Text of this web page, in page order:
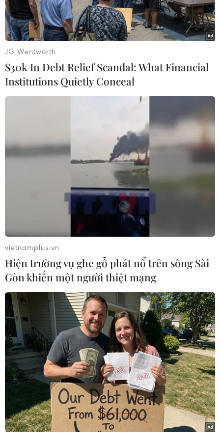
Hãng công nghệ Apple của Mỹ đang cân nhắc
đầu tư 100 triệu USD vào Công ty sản xuất màn
hình Japan Display Inc. (JDI) của Nhật Bản
nhằm bổ sung vốn cho công ty đang gặp khó
khăn về tài chính này.
Các nguồn thạo tin ngày 27/6 cho biết kế hoạch
trên của Apple mang lại hy vọng cho JDI, trong
ty này gia tăng sau khi 2 hãng đối tác bảo trợ
tiềm năng là TPK Holding Co. và CGL Group của
Đài Loan (Trung Quốc) gần đây rút lại kế hoạch
cấp vốn 748 triệu USD cho công ty Nhật Bản
trên.
JDI hiện là một trong những đối tác cung ứng
màn hình LCD chủ lực của Apple. Trong năm tài
chính kết thúc cuối tháng Ba vừa qua, khoảng
60% doanh số của công ty này là cung cấp cho
Apple.
[Apple phản hồi khiếu kiện của Spotify về
cạnh tranh không công bằng]
JG Wentworth
$30k In Debt Relief Scandal: What Financial
Institutions Quietly Conceal
vietnamplus.vn
Hiện trường vụ ghe gỗ phát nổ trên sông Sài
Gòn khiến một người thiệt mạng